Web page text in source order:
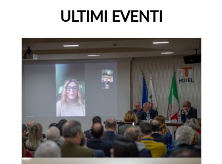
ULTIMI EVENTI